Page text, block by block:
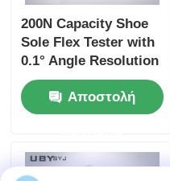
200N Capacity Shoe
Sole Flex Tester with
0.1° Angle Resolution
and Adjustable
Bending Speed for
Footwear Quality
Αποστολή